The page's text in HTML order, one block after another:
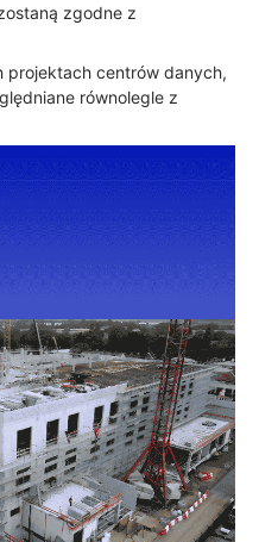
zgodne z
projektach centrów danych,
równolegle z